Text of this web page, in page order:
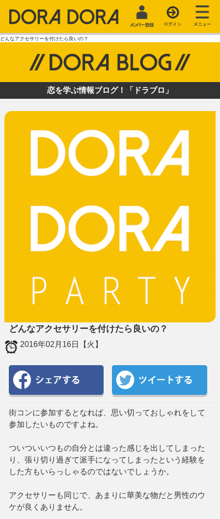
どんなアクセサリーを付けたら良いの？
恋を学ぶ情報ブログ！「ドラブロ」
どんなアクセサリーを付けたら良いの？
2016年02月16日【火】
街コンに参加するとなれば、思い切っておしゃれをして
参加したいものですよね。
ついついいつもの自分とは違った感じを出してしまった
り、張り切り過ぎて派手になってしまったという経験を
した方もいらっしゃるのではないでしょうか。
アクセサリーも同じで、あまりに華美な物だと男性のウ
ケが良くありません。